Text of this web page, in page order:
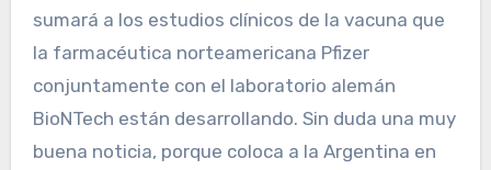
sumará a los estudios clínicos de la vacuna que
la farmacéutica norteamericana Pfizer
conjuntamente con el laboratorio alemán
BioNTech están desarrollando. Sin duda una muy
buena noticia, porque coloca a la Argentina en